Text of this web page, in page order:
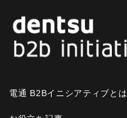
電通 B2Bイニシアティブとは